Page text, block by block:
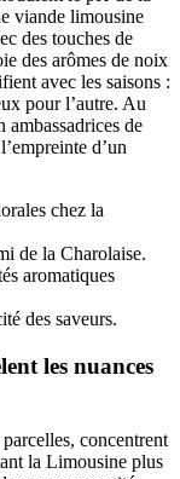
viande limousine
des touches de
des arômes de noix
avec les saisons :
pour l’autre. Au
ambassadrices de
d’un
chez la
de la Charolaise.
aromatiques
des saveurs.
les nuances
concentrent
la Limousine plus